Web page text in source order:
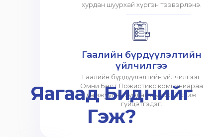
хурдан шуурхай хүргэн тээвэрлэнэ.
Гаалийн бүрдүүлэлтийн
үйлчилгээ
Гаалийн бүрдүүлэлтийн үйлчилгээг
Омни Бест Ложистикс компаниараа
дамжуулан хурдан шуурхай хийж
гүйцэтгэдэг.
Яагаад Биднийг
Гэж?